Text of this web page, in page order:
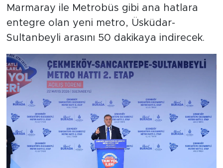
Marmaray ile Metrobüs gibi ana hatlara
entegre olan yeni metro, Üsküdar-
Sultanbeyli arasını 50 dakikaya indirecek.